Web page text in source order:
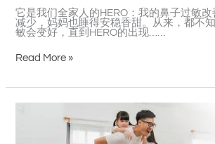
它是我们全家人的HERO：我的鼻子过敏
减少，妈妈也睡得安稳香甜。从来，都不
敏会变好，直到HERO的出现……
Read More »